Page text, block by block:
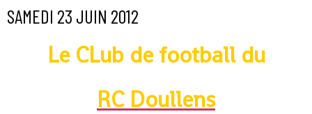
SAMEDI 23 JUIN 2012
Le CLub de football du
RC Doullens